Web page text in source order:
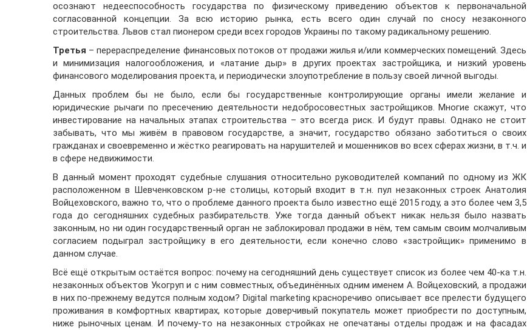
осознают недееспособность государства по физическому приведению объектов к первоначальной
согласованной концепции. За всю историю рынка, есть всего один случай по сносу незаконного
строительства. Львов стал пионером среди всех городов Украины по такому радикальному решению.
Третья – перераспределение финансовых потоков от продажи жилья и/или коммерческих помещений. Здесь
и минимизация налогообложения, и «латание дыр» в других проектах застройщика, и низкий уровень
финансового моделирования проекта, и периодически злоупотребление в пользу своей личной выгоды.
Данных проблем бы не было, если бы государственные контролирующие органы имели желание и
юридические рычаги по пресечению деятельности недобросовестных застройщиков. Многие скажут, что
инвестирование на начальных этапах строительства – это всегда риск. И будут правы. Однако не стоит
забывать, что мы живём в правовом государстве, а значит, государство обязано заботиться о своих
гражданах и своевременно и жёстко реагировать на нарушителей и мошенников во всех сферах жизни, в т.ч. и
в сфере недвижимости.
В данный момент проходят судебные слушания относительно руководителей компаний по одному из ЖК
расположенном в Шевченковском р-не столицы, который входит в т.н. пул незаконных строек Анатолия
Войцеховского, важно то, что о проблеме данного проекта было известно ещё 2015 году, а это более чем 3,5
года до сегодняшних судебных разбирательств. Уже тогда данный объект никак нельзя было назвать
законным, но ни один государственный орган не заблокировал продажи в нём, тем самым своим молчаливым
согласием подыграл застройщику в его деятельности, если конечно слово «застройщик» применимо в
данном случае.
Всё ещё открытым остаётся вопрос: почему на сегодняшний день существует список из более чем 40-ка т.н.
незаконных объектов Укогруп и с ним совместных, объединённых одним именем А. Войцеховский, а продажи
в них по-прежнему ведутся полным ходом? Digital marketing красноречиво описывает все прелести будущего
проживания в комфортных квартирах, которые доверчивый покупатель может приобрести по доступным,
ниже рыночных ценам. И почему-то на незаконных стройках не опечатаны отделы продаж и на фасадах